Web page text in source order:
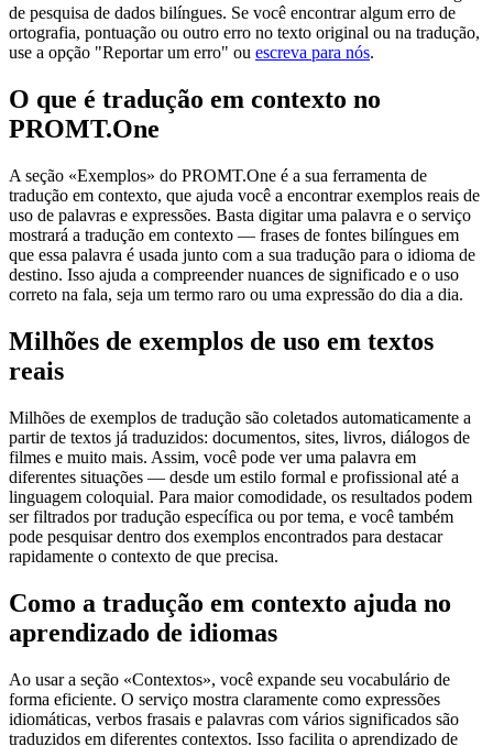
de pesquisa de dados bilíngues. Se você encontrar algum erro de
ortografia, pontuação ou outro erro no texto original ou na tradução,
use a opção "Reportar um erro" ou escreva para nós.
O que é tradução em contexto no
PROMT.One
A seção «Exemplos» do PROMT.One é a sua ferramenta de
tradução em contexto, que ajuda você a encontrar exemplos reais de
uso de palavras e expressões. Basta digitar uma palavra e o serviço
mostrará a tradução em contexto — frases de fontes bilíngues em
que essa palavra é usada junto com a sua tradução para o idioma de
destino. Isso ajuda a compreender nuances de significado e o uso
correto na fala, seja um termo raro ou uma expressão do dia a dia.
Milhões de exemplos de uso em textos
reais
Milhões de exemplos de tradução são coletados automaticamente a
partir de textos já traduzidos: documentos, sites, livros, diálogos de
filmes e muito mais. Assim, você pode ver uma palavra em
diferentes situações — desde um estilo formal e profissional até a
linguagem coloquial. Para maior comodidade, os resultados podem
ser filtrados por tradução específica ou por tema, e você também
pode pesquisar dentro dos exemplos encontrados para destacar
rapidamente o contexto de que precisa.
Como a tradução em contexto ajuda no
aprendizado de idiomas
Ao usar a seção «Contextos», você expande seu vocabulário de
forma eficiente. O serviço mostra claramente como expressões
idiomáticas, verbos frasais e palavras com vários significados são
traduzidos em diferentes contextos. Isso facilita o aprendizado de